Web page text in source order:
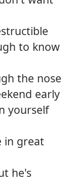
to know
the nose
early
yourself
in great
he's